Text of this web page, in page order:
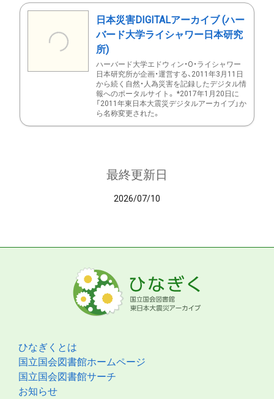
日本災害DIGITALアーカイブ (ハー
バード大学ライシャワー日本研究
所)
ハーバード大学エドウィン・O・ライシャワー
日本研究所が企画・運営する、2011年3月11日
から続く自然・人為災害を記録したデジタル情
報へのポータルサイト。 *2017年1月20日に
「2011年東日本大震災デジタルアーカイブ」か
ら名称変更された。
最終更新日
2026/07/10
ひなぎくとは
国立国会図書館ホームページ
国立国会図書館サーチ
お知らせ